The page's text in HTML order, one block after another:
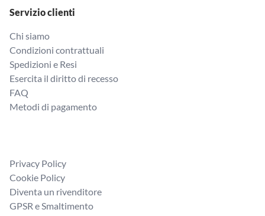
Servizio clienti
Chi siamo
Condizioni contrattuali
Spedizioni e Resi
Esercita il diritto di recesso
FAQ
Metodi di pagamento
Privacy Policy
Cookie Policy
Diventa un rivenditore
GPSR e Smaltimento